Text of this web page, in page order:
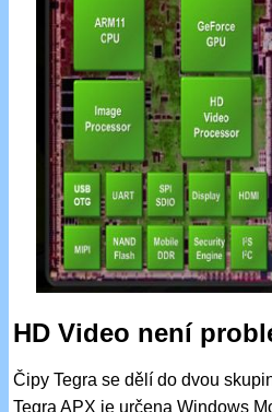
HD Video není
Čipy Tegra se dělí do dvou
Tegra APX je určena Windows